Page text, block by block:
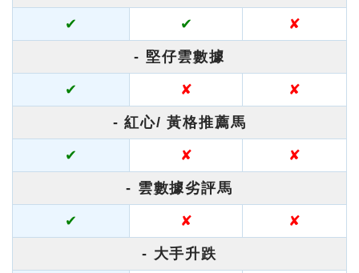
✔ ✔ ✘
- 堅仔雲數據
✔ ✘ ✘
- 紅心/ 黃格推薦馬
✔ ✘ ✘
- 雲數據劣評馬
✔ ✘ ✘
- 大手升跌